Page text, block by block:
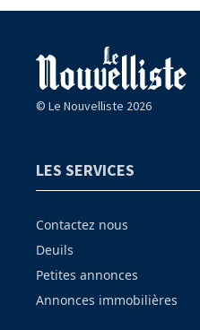
© Le Nouvelliste 2026
LES SERVICES
Contactez nous
Deuils
Petites annonces
Annonces immobilières